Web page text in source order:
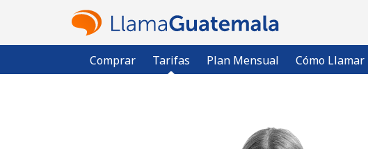
Comprar Tarifas Plan Mensual Cómo Llamar